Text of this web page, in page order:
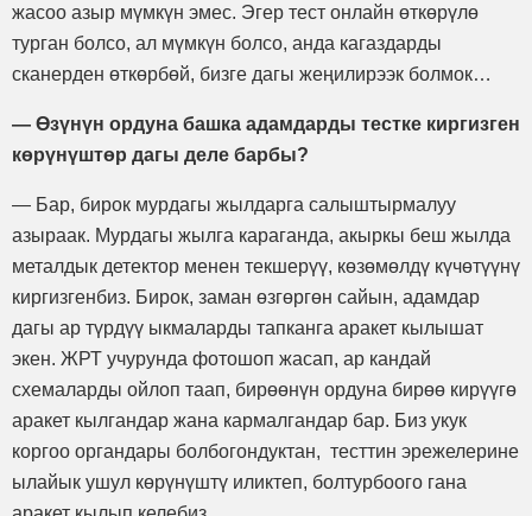
жасоо азыр мүмкүн эмес. Эгер тест онлайн өткөрүлө
турган болсо, ал мүмкүн болсо, анда кагаздарды
сканерден өткөрбөй, бизге дагы жеңилирээк болмок…
— Өзүнүн ордуна башка адамдарды тестке киргизген
көрүнүштөр дагы деле барбы?
— Бар, бирок мурдагы жылдарга салыштырмалуу
азыраак. Мурдагы жылга караганда, акыркы беш жылда
металдык детектор менен текшерүү, көзөмөлдү күчөтүүнү
киргизгенбиз. Бирок, заман өзгөргөн сайын, адамдар
дагы ар түрдүү ыкмаларды тапканга аракет кылышат
экен. ЖРТ учурунда фотошоп жасап, ар кандай
схемаларды ойлоп таап, бирөөнүн ордуна бирөө кирүүгө
аракет кылгандар жана кармалгандар бар. Биз укук
коргоо органдары болбогондуктан, тесттин эрежелерине
ылайык ушул көрүнүштү иликтеп, болтурбоого гана